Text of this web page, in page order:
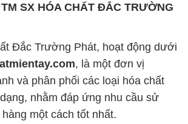
và phân phối các loại hóa chất
nhằm đáp ứng nhu cầu sử
một cách tốt nhất.
mang đến sự hài lòng và đáp ứng
khách hàng với tiêu chí hàng đầu.
hiện cung cấp những sản phẩm
cao với giá thành hợp lý, nhằm